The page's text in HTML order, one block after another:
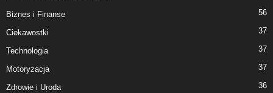
Biznes i Finanse 56
Ciekawostki 37
Technologia 37
Motoryzacja 37
Zdrowie i Uroda 36